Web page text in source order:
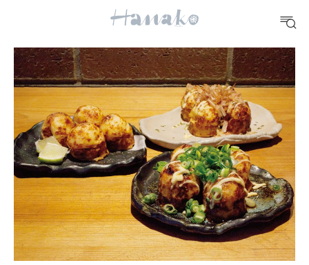
FOOD
おいしい
TRAVEL
どこ行く？
FORTUNE
明日のわたし
[12星座別] Weekly Holoscope
HEALTH